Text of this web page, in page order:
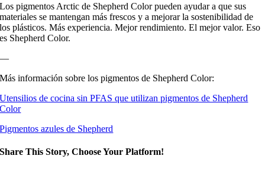
Los pigmentos Arctic de Shepherd Color pueden ayudar a que sus
materiales se mantengan más frescos y a mejorar la sostenibilidad de
los plásticos. Más experiencia. Mejor rendimiento. El mejor valor. Eso
es Shepherd Color.
—
Más información sobre los pigmentos de Shepherd Color:
Utensilios de cocina sin PFAS que utilizan pigmentos de Shepherd
Color
Pigmentos azules de Shepherd
Share This Story, Choose Your Platform!